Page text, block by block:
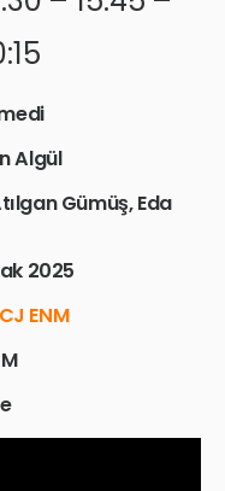
Algül
Gümüş, Eda
2025
ENM